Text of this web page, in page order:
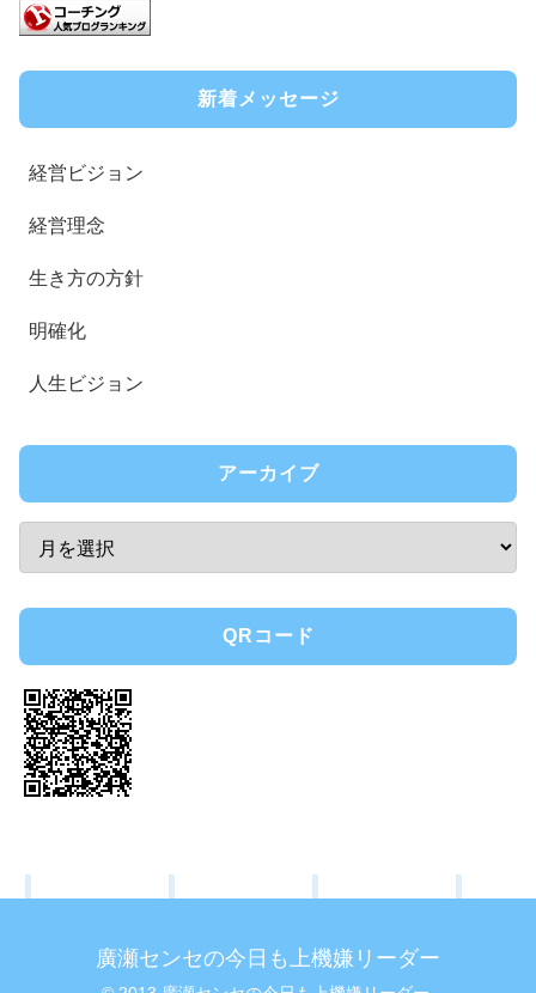
新着メッセージ
経営ビジョン
経営理念
生き方の方針
明確化
人生ビジョン
アーカイブ
QRコード
廣瀬センセの今日も上機嫌リーダー